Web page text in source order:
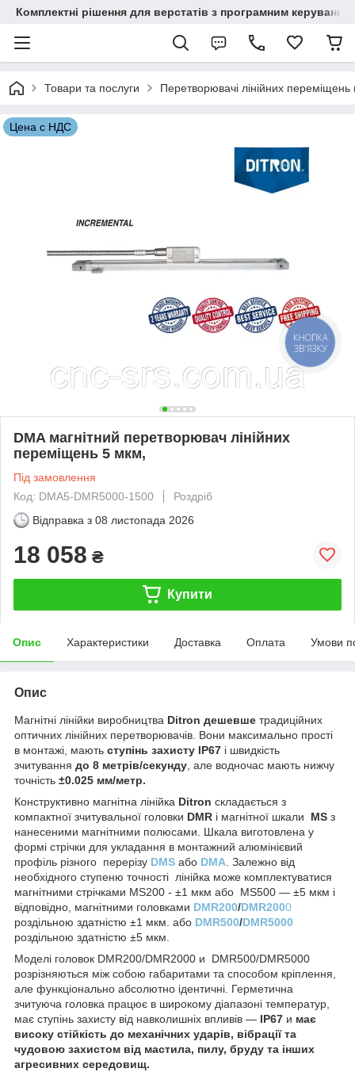
Комплектні рішення для верстатів з програмним
Товари та послуги Перетворювачі лінійних переміщень
Цена с НДС
DMA магнітний перетворювач лінійних
переміщень 5 мкм,
Під замовлення
Код: DMA5-DMR5000-1500
Роздріб
Відправка з 08 листопада 2026
18 058 ₴
Купити
Опис Характеристики Доставка Оплата Умови
Опис
Магнітні лінійки виробництва Ditron дешевше традиційних
оптичних лінійних перетворювачів. Вони максимально прості
в монтажі, мають ступінь захисту IP67 і швидкість
зчитування до 8 метрів/секунду , але водночас мають нижчу
точність ±0.025 мм/метр.
Конструктивно магнітна лінійка Ditron складається з
компактної зчитувальної головки DMR і магнітної шкали MS з
нанесеними магнітними полюсами. Шкала виготовлена у
формі стрічки для укладання в монтажний алюмінієвий
профіль різного перерізу DMS або DMA . Залежно від
необхідного ступеню точності лінійка може комплектуватися
магнітними стрічками MS200 - ±1 мкм або MS500 — ±5 мкм і
відповідно, магнітними головками DMR200/DMR2000
роздільною здатністю ±1 мкм. або DMR500/DMR5000
роздільною здатністю ±5 мкм.
Моделі головок DMR200/DMR2000 и DMR500/DMR5000
розрізняються між собою габаритами та способом кріплення,
але функціонально абсолютно ідентичні. Герметична
зчитуюча головка працює в широкому діапазоні температур,
має ступінь захисту від навколишніх впливів — IP67 и має
високу стійкість до механічних ударів, вібрації та
чудовою захистом від мастила, пилу, бруду та інших
агресивних середовищ.
КНОПКА
ЗВ'ЯЗКУ